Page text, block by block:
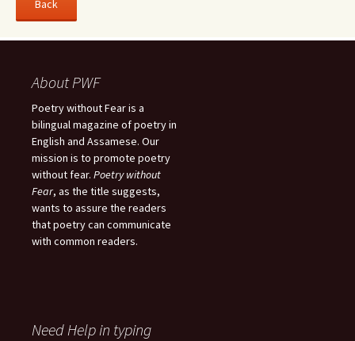
About PWF
Poetry without Fear is a
bilingual magazine of poetry in
English and Assamese. Our
mission is to promote poetry
without fear. Poetry without
Fear, as the title suggests,
wants to assure the readers
that poetry can communicate
with common readers.
Need Help in typing